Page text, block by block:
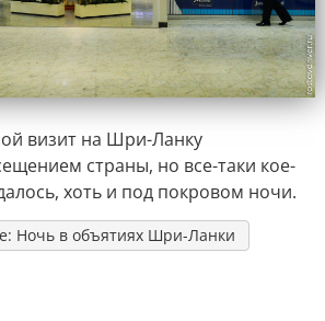
визит на Шри-Ланку
страны, но все-таки кое-
хоть и под покровом ночи.
Ночь в объятиях Шри-Ланки